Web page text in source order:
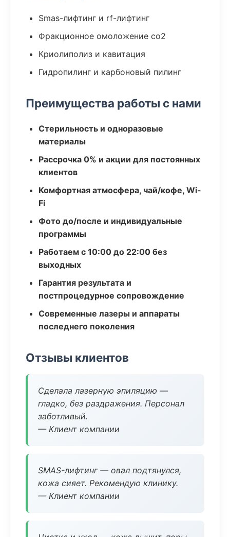
Smas-лифтинг и rf-лифтинг
Фракционное омоложение co2
Криолиполиз и кавитация
Гидропилинг и карбоновый пилинг
Преимущества работы с нами
Стерильность и одноразовые
материалы
Рассрочка 0% и акции для постоянных
клиентов
Комфортная атмосфера, чай/кофе, Wi-
Fi
Фото до/после и индивидуальные
программы
Работаем с 10:00 до 22:00 без
выходных
Гарантия результата и
постпроцедурное сопровождение
Современные лазеры и аппараты
последнего поколения
Отзывы клиентов
Сделала лазерную эпиляцию —
гладко, без раздражения. Персонал
заботливый.
— Клиент компании
SMAS-лифтинг — овал подтянулся,
кожа сияет. Рекомендую клинику.
— Клиент компании